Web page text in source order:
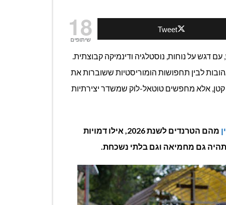
18
שיתופים
Tweet
על נוחות, נוסטלגיה ודינמיקה קבוצתית.
אהובות לבין תחפושות הומוריסטיות ששוברות את
אלא מחפשים טוטאל-לוק שמשדר יצירתיות
מהם הטרנדים לשנת 2026, אילו דמויות
גם מחמיאה וגם בלתי נשכחת.